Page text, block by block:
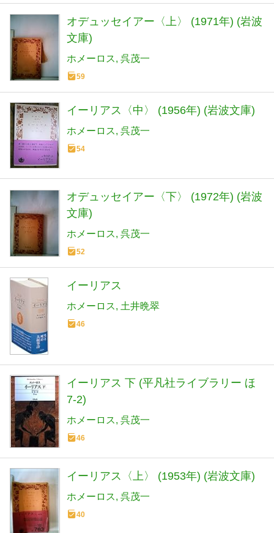
オデュッセイアー〈上〉 (1971年) (岩波
文庫)
ホメーロス 呉茂一
59
イーリアス〈中〉 (1956年) (岩波文庫)
ホメーロス 呉茂一
54
オデュッセイアー〈下〉 (1972年) (岩波
文庫)
ホメーロス 呉茂一
52
イーリアス
ホメーロス 土井晩翠
46
イーリアス 下 (平凡社ライブラリー ほ
7-2)
ホメーロス 呉茂一
46
イーリアス〈上〉 (1953年) (岩波文庫)
ホメーロス 呉茂一
40